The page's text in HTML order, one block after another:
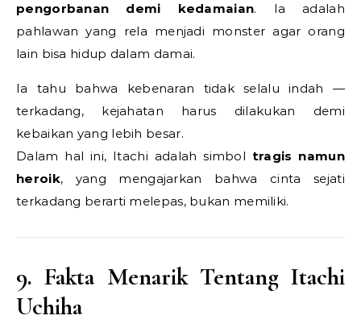
pengorbanan demi kedamaian. Ia adalah
pahlawan yang rela menjadi monster agar orang
lain bisa hidup dalam damai.
Ia tahu bahwa kebenaran tidak selalu indah —
terkadang, kejahatan harus dilakukan demi
kebaikan yang lebih besar.
Dalam hal ini, Itachi adalah simbol tragis namun
heroik, yang mengajarkan bahwa cinta sejati
terkadang berarti melepas, bukan memiliki.
9. Fakta Menarik Tentang Itachi
Uchiha